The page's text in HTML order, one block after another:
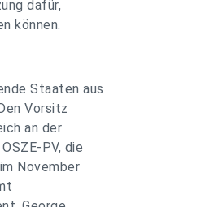
dafür,
können.
Staaten aus
Vorsitz
an der
PV, die
November